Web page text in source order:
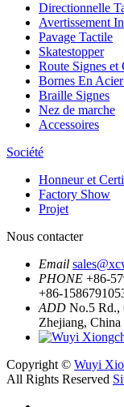
Directionnelle
Avertissement
Pavage Tactile
Skatestopper
Route Signes et
Bornes En
Braille Signes
Nez de marche
Accessoires
Société
Honneur et
Factory Show
Projet
Nous contacter
Email
PHONE +86-
+86-
ADD No.5 Rd.,
Zhejiang, China
Copyright © Wuyi
All Rights Reserved